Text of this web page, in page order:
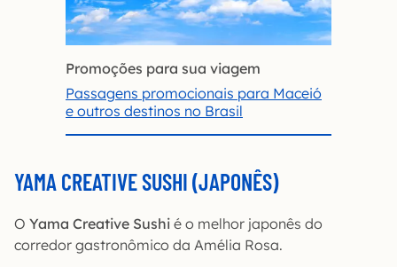
Promoções para sua viagem
Passagens promocionais para Maceió
e outros destinos no Brasil
YAMA CREATIVE SUSHI (JAPONÊS)
O Yama Creative Sushi é o melhor japonês do
corredor gastronômico da Amélia Rosa.